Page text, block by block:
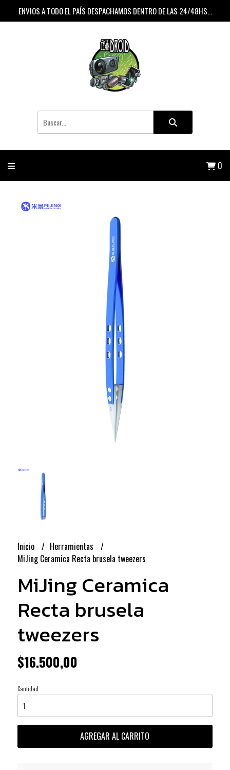
ENVIOS A TODO EL PAÍS DESPACHAMOS DENTRO DE LAS 24/48HS...
0
Inicio
Herramientas
MiJing Ceramica Recta brusela tweezers
MiJing Ceramica
Recta brusela
tweezers
$16.500,00
Cantidad
AGREGAR AL CARRITO